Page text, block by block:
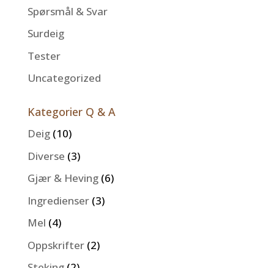
Spørsmål & Svar
Surdeig
Tester
Uncategorized
Kategorier Q & A
Deig (10)
Diverse (3)
Gjær & Heving (6)
Ingredienser (3)
Mel (4)
Oppskrifter (2)